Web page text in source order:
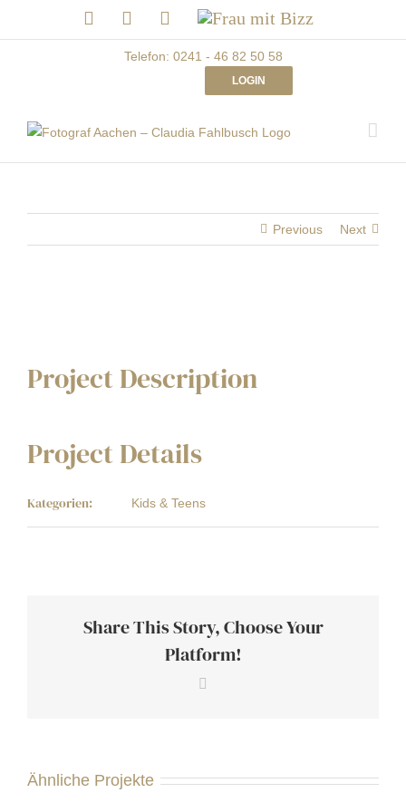
LinkedInFacebookInstagram
Frau
mit
Bizz
Telefon: 0241 - 46 82 50 58
LOGIN
Previous Next
Project Description
Project Details
Kategorien: Kids & Teens
Share This Story, Choose Your
Platform!
Ähnliche Projekte